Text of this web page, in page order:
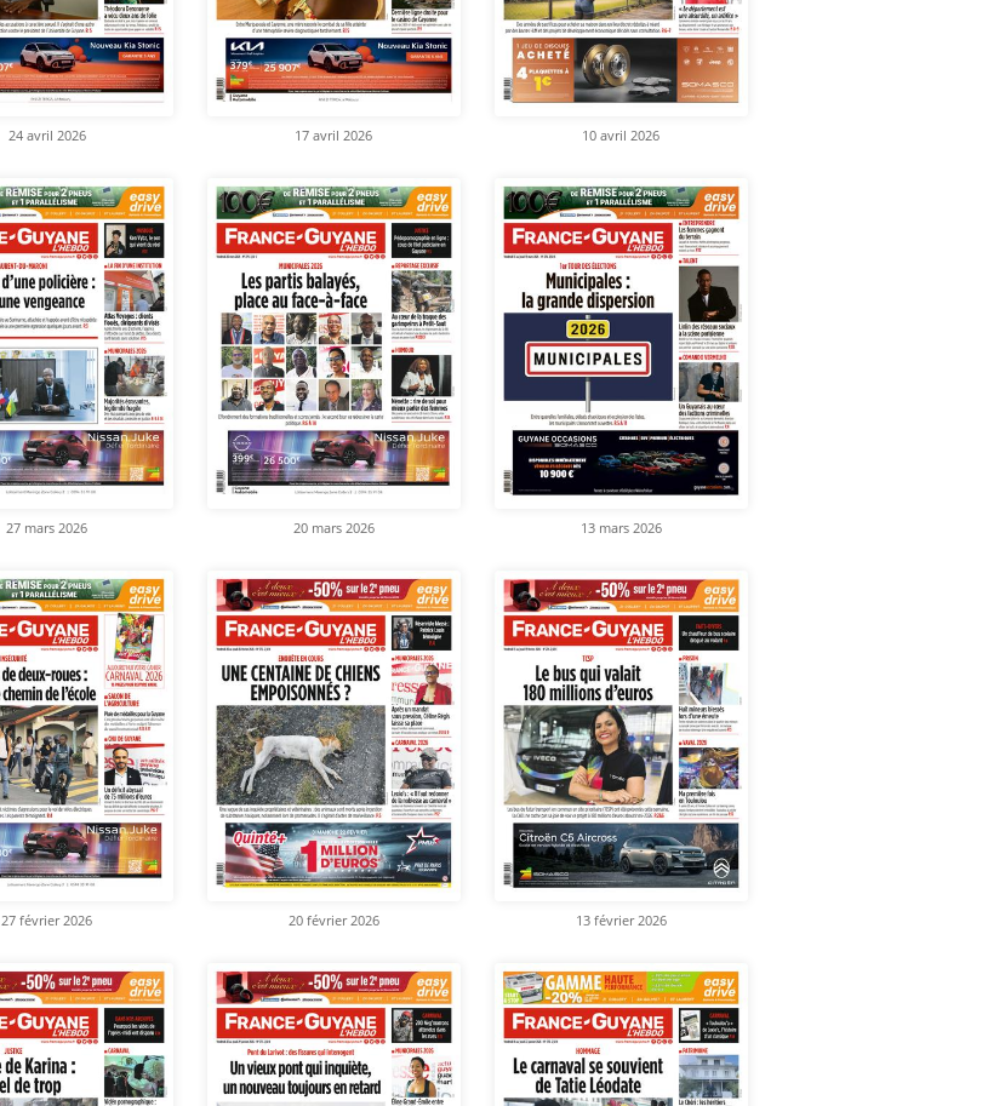
24 avril 2026 17 avril 2026 10 avril 2026
27 mars 2026 20 mars 2026 13 mars 2026
27 février 2026 20 février 2026 13 février 2026